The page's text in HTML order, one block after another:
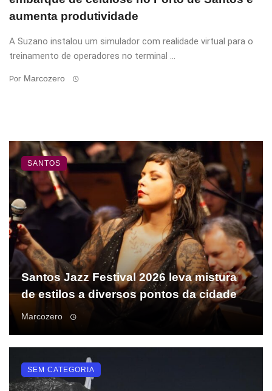
aumenta produtividade
A Suzano instalou um simulador com realidade virtual para o
treinamento de operadores no terminal ...
Por Marcozero
Santos Jazz Festival 2026 leva mistura
de estilos a diversos pontos da cidade
Marcozero
SANTOS
SEM CATEGORIA